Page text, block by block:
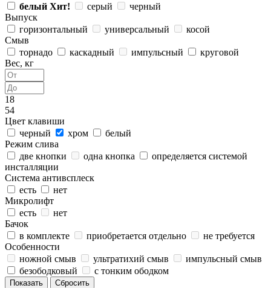
белый Хит! серый
черный
Выпуск
горизонтальный
универсальный
косой
Смыв
торнадо
каскадный импульсный
круговой
Вес, кг
18
54
Цвет клавиши
черный
хром
белый
Режим слива
две кнопки
одна кнопка
определяется системой
инсталляции
Система антивсплеск
есть
нет
Микролифт
есть
нет
Бачок
в комплекте
приобретается отдельно
не требуется
Особенности
ножной смыв
ультратихий смыв
импульсный смыв
безободковый
с тонким ободком